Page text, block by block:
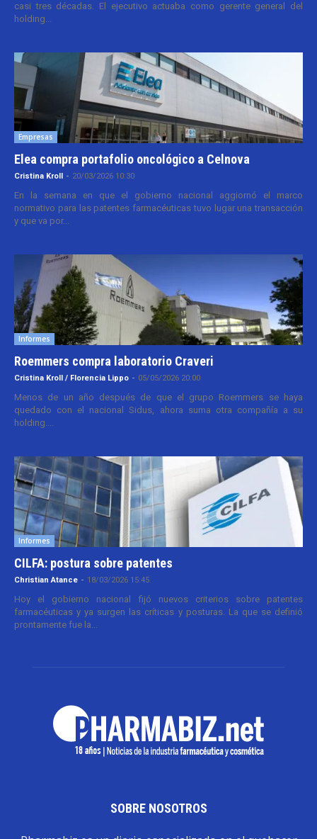
casi tres décadas. El ejecutivo actuaba como gerente general del
holding...
Empresas
Elea compra portafolio oncológico a Celnova
Cristina Kroll - 20/03/2026 10:30
En la semana en que el gobierno nacional aggiornó el marco
normativo para las patentes farmacéuticas tuvo lugar una transacción
y que va por...
Informes
Roemmers compra laboratorio Craveri
Cristina Kroll / Florencia Lippo - 05/05/2026 20:00
Menos de un año después de que el grupo Roemmers se haya
quedado con el nacional Sidus, ahora suma otra compañía a su
holding....
Informes
CILFA: postura sobre patentes
Christian Atance - 18/03/2026 15:45
Hoy el gobierno nacional fijó nuevos criterios sobre patentes
farmacéuticas y ya surgen las críticas y posturas. La que se definió
prontamente fue la...
SOBRE NOSOTROS